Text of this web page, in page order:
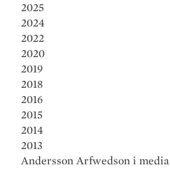
2025
2024
2022
2020
2019
2018
2016
2015
2014
2013
Andersson Arfwedson i media